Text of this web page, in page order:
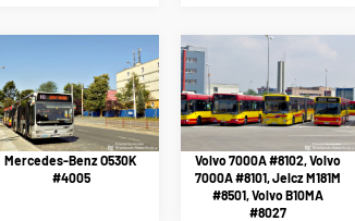
Mercedes-Benz O530K
#4005
Volvo 7000A #8102, Volvo
7000A #8101, Jelcz M181M
#8501, Volvo B10MA
#8027